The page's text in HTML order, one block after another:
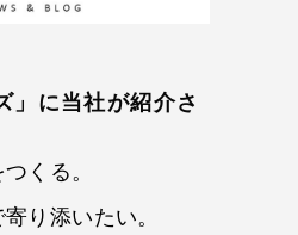
」に当社が紹介さ
くる。
り添いたい。